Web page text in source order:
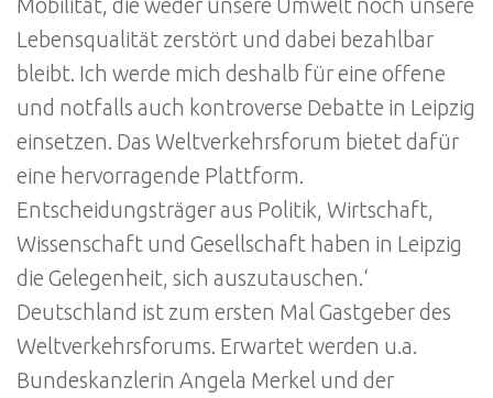
Mobilität, die weder unsere Umwelt noch unsere
Lebensqualität zerstört und dabei bezahlbar
bleibt. Ich werde mich deshalb für eine offene
und notfalls auch kontroverse Debatte in Leipzig
einsetzen. Das Weltverkehrsforum bietet dafür
eine hervorragende Plattform.
Entscheidungsträger aus Politik, Wirtschaft,
Wissenschaft und Gesellschaft haben in Leipzig
die Gelegenheit, sich auszutauschen.‘
Deutschland ist zum ersten Mal Gastgeber des
Weltverkehrsforums. Erwartet werden u.a.
Bundeskanzlerin Angela Merkel und der